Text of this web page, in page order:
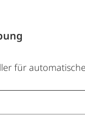
für